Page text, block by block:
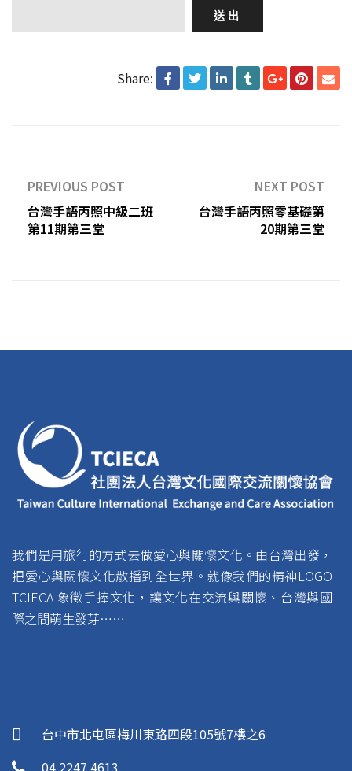
Share:
PREVIOUS POST
台灣手語丙照中級二班
第11期第三堂
NEXT POST
台灣手語丙照零基礎第
20期第三堂
我們是用旅行的方式去做愛心與關懷文化。由台灣出發，
把愛心與關懷文化散播到全世界。就像我們的精神LOGO
TCIECA 象徵手捧文化，讓文化在交流與關懷、台灣與國
際之間萌生發芽……
台中市北屯區梅川東路四段105號7樓之6
04 2247 4613